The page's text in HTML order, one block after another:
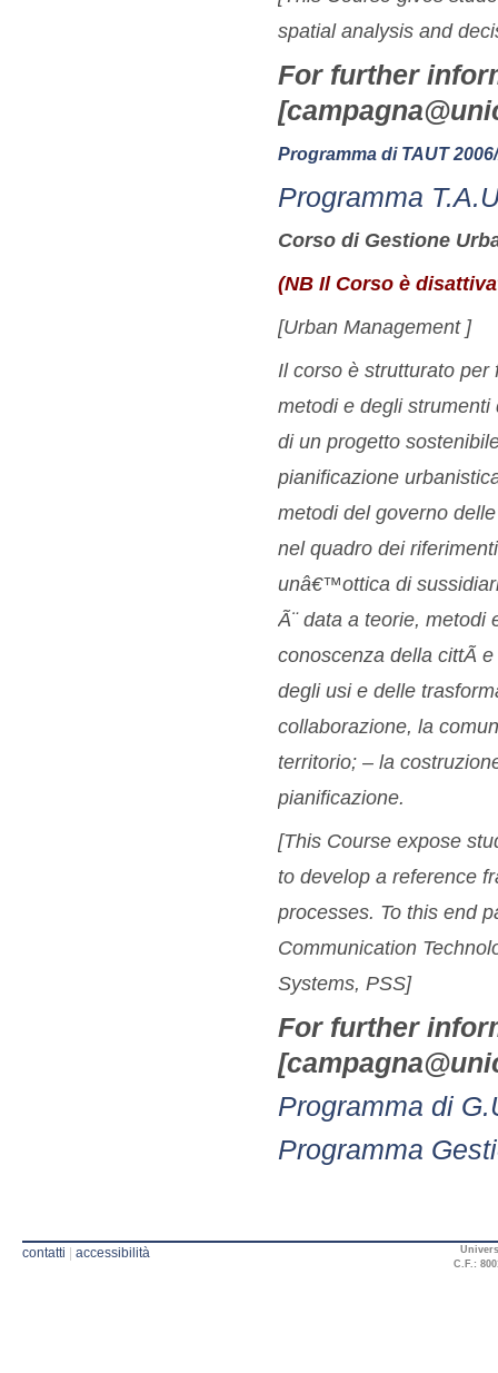
spatial analysis and
For further
Programma di TAUT
Programma
Corso di Gestione
(NB Il Corso è
[Urban Management ]
Il corso è strutturato per
metodi e degli
di un progetto
pianificazione
metodi del governo
nel quadro dei
unâ€™ottica di
Ã¨ data a teorie, metodi
conoscenza della cittÃ
degli usi e delle
collaborazione, la
territorio; – la
pianificazione.
[This Course expose
to develop a reference
processes. To this end
Communication
Systems, PSS]
For further
Programma di
Programma
contatti | accessibilità
C.F.: